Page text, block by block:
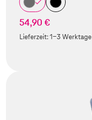
54,90 €
Lieferzeit:1-3 Werktage